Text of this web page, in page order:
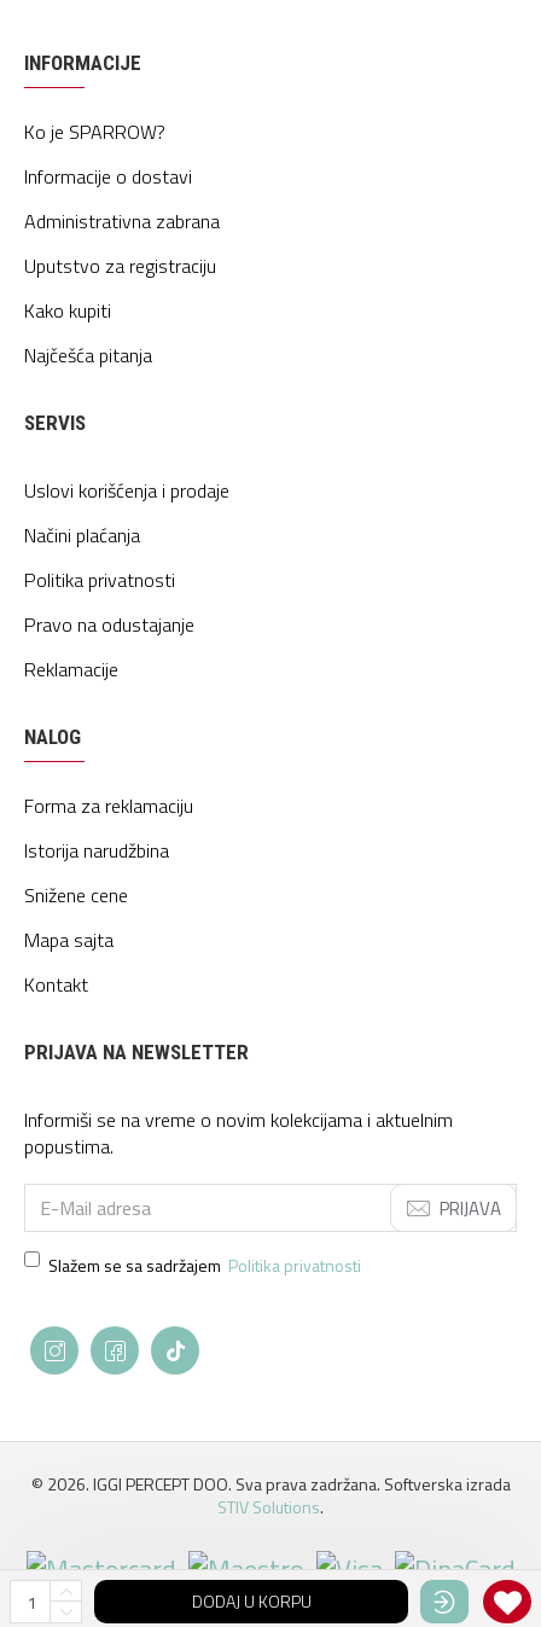
DODAJ U KORPU
INFORMACIJE
Ko je SPARROW?
Informacije o dostavi
Administrativna zabrana
Uputstvo za registraciju
Kako kupiti
Najčešća pitanja
SERVIS
Uslovi korišćenja i prodaje
Načini plaćanja
Politika privatnosti
Pravo na odustajanje
Reklamacije
NALOG
Forma za reklamaciju
Istorija narudžbina
Snižene cene
Mapa sajta
Kontakt
PRIJAVA NA NEWSLETTER
Informiši se na vreme o novim kolekcijama i aktuelnim
popustima.
PRIJAVA
Slažem se sa sadržajem Politika privatnosti
© 2026. IGGI PERCEPT DOO. Sva prava zadržana. Softverska izrada
STIV Solutions.